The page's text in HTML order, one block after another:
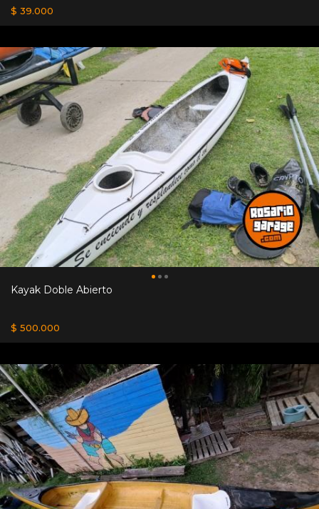
$ 39.000
Kayak Doble Abierto
$ 500.000